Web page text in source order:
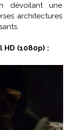
dévoilant une
architectures
(1080p) :